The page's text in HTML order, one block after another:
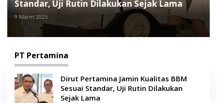
Standar, Uji Rutin Dilakukan Sejak Lama
9 Maret 2025
PT Pertamina
Dirut Pertamina Jamin Kualitas BBM
Sesuai Standar, Uji Rutin Dilakukan
Sejak Lama